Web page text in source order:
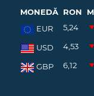
MONEDĂ RON
EUR
5,24
USD 4,53
GBP 6,12